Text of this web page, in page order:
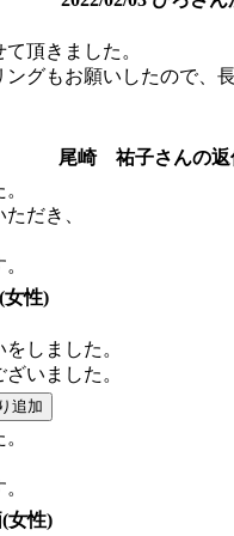
頂きました。
グもお願いしたので、
尾崎 祐子さんの返
だき、
女性)
しました。
いました。
女性)